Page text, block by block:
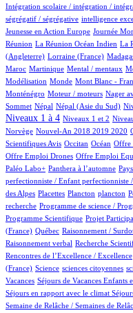
Intégration scolaire / intégration /
ségrégatif / ségrégative
1/1055 intelligence
16/1055
15/1055
8/1055
85/1055
6/1055
2/1055
Jeunesse en Action Europe
5/1055 Journée
102/1055
7/1055
Réunion
5/1055La Réunion Océan Indien
2/1055 La
2/1055
2/1055
4/1055
70/1055
(Angleterre)
2/1055 Lorraine (France)
7/1055
7/1055
3/1055
2/1055
10/1055
Maroc
11/1055Martinique
2/1055 Mental / mentaux
1/1055
1/1055
40/1055
48/1055
1/1055
Modélisation
4/1055 Monde
1/1055 Mont Blanc -
9/1055
18/1055
18/1055
Monténégro
2/1055 Moteur / moteurs
1/1055 Nager
2/1055
Sommet
25/1055Népal
25/1055 Népal (Asie du Sud)
16/1055
15/1055
13/1055
118/1055
125/1055
455/1055
Niveaux 1 à 4
17/1055 Niveaux 1 et 2
69/1055
17/1055
196/1055
2/1055
2/1055
Norvège
15/1055Nouvel-An 2018 2019 2020
1/1055
Scientifiques Avis
10/1055 Occitan
199/1055 Océan
1/1055 Offre
1/1055
1/1055
Offre Emploi Drones
1/1055 Offre Emploi
1/1055
118/1055
111/1055
Paléo Labo+
117/1055 Panthera à l’automne
5/1055
54/1055
1/1055
perfectionniste / Enfant
8/1055
8/1055
des Alpes
3/1055 Placettes
1/1055 Plancton
1/1055 plancton
13/1055
2/1055
495/1055
1/1055
recherche
1/1055 Programme de science /
2/1055
Programme Scientifique
1/1055 Projet
1/1055
17/1055
89/1055
(France)
6/1055Québec
1/1055
Raisonnement /
Raisonnement verbal
1/1055 Recherche
2/1055
1/1055
1/1055
Rencontres de l’Excellence / Excellence
6/1055
102/1055
5/1055
(France)
9/1055Science
1/1055 sciences citoyennes
1/1055
2/1055
100/1055
Vacances
82/1055Séjours de Vacances Enfants
4/1055
21/1055
Séjours en rapport avec le climat
90/1055
11/1055
100/1055
Semaine de Relâche / Semaines de
18/1055
2/1055